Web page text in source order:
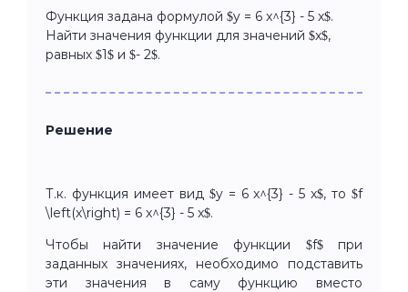
Функция задана формулой $y = 6 x^{3} - 5 x$.
Найти значения функции для значений $x$,
равных $1$ и $- 2$.
Решение
Т.к. функция имеет вид $y = 6 x^{3} - 5 x$, то $f
\left(x\right) = 6 x^{3} - 5 x$.
Чтобы найти значение функции $f$ при
заданных значениях, необходимо подставить
эти значения в саму функцию вместо